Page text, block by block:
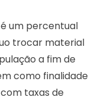
é um percentual
trocar material
a fim de
como finalidade
taxas de